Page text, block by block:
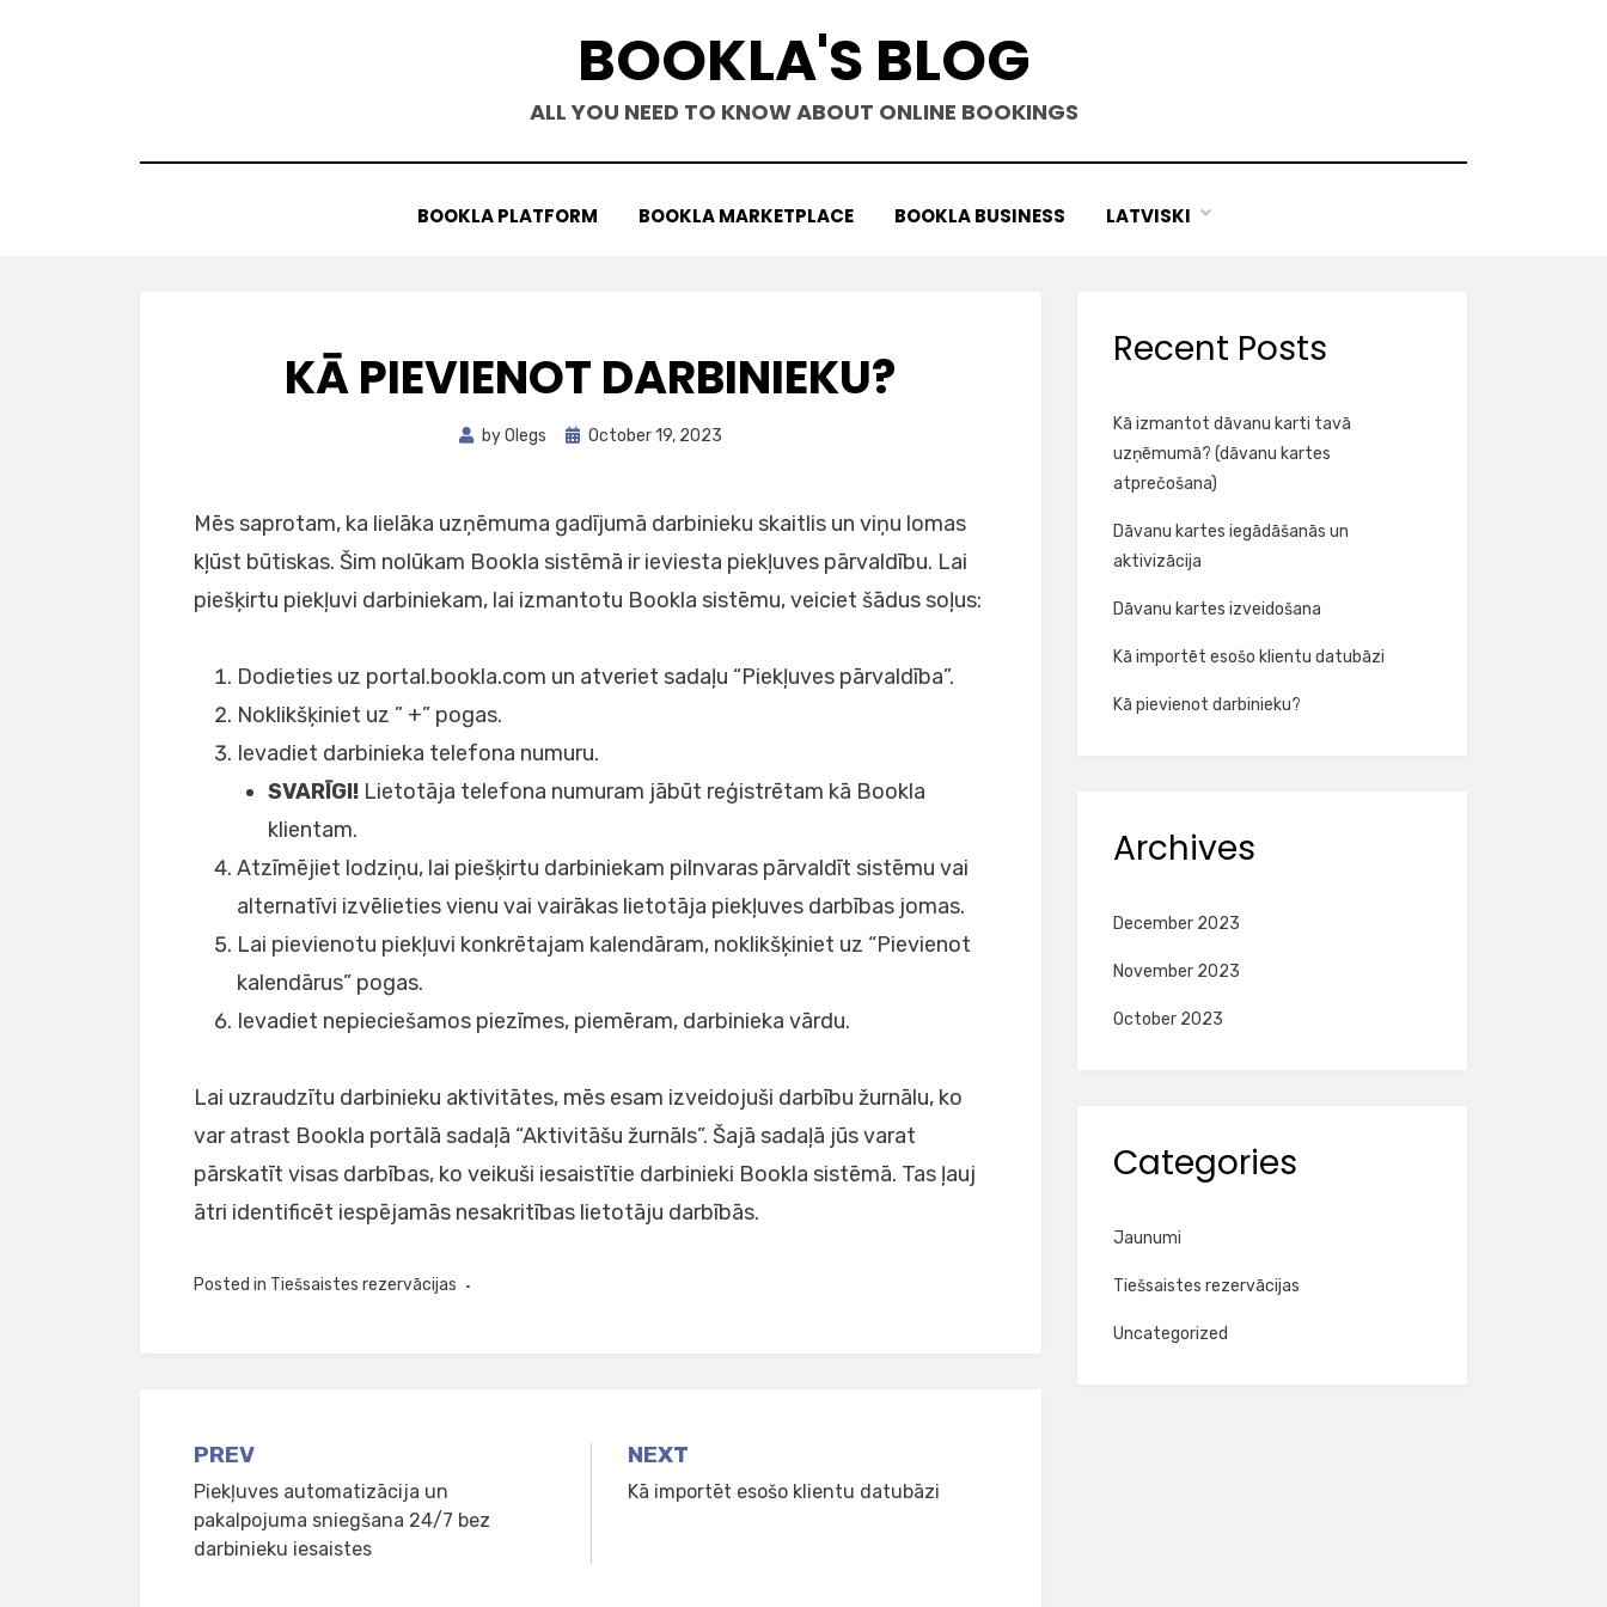
BOOKLA'S BLOG
ALL YOU NEED TO KNOW ABOUT ONLINE BOOKINGS
BOOKLA PLATFORM BOOKLA MARKETPLACE BOOKLA BUSINESS LATVISKI
KĀ PIEVIENOT DARBINIEKU?
byOlegs
Posted
October 19, 2023
Mēs saprotam, ka lielāka uzņēmuma gadījumā darbinieku skaitlis un viņu lomas
kļūst būtiskas. Šim nolūkam Bookla sistēmā ir ieviesta piekļuves pārvaldību. Lai
piešķirtu piekļuvi darbiniekam, lai izmantotu Bookla sistēmu, veiciet šādus soļus:
Dodieties uz portal.bookla.com un atveriet sadaļu “Piekļuves pārvaldība”.
Noklikšķiniet uz ” +” pogas.
Ievadiet darbinieka telefona numuru.
SVARĪGI! Lietotāja telefona numuram jābūt reģistrētam kā Bookla
klientam.
Atzīmējiet lodziņu, lai piešķirtu darbiniekam pilnvaras pārvaldīt sistēmu vai
alternatīvi izvēlieties vienu vai vairākas lietotāja piekļuves darbības jomas.
Lai pievienotu piekļuvi konkrētajam kalendāram, noklikšķiniet uz “Pievienot
kalendārus” pogas.
Ievadiet nepieciešamos piezīmes, piemēram, darbinieka vārdu.
Lai uzraudzītu darbinieku aktivitātes, mēs esam izveidojuši darbību žurnālu, ko
var atrast Bookla portālā sadaļā “Aktivitāšu žurnāls”. Šajā sadaļā jūs varat
pārskatīt visas darbības, ko veikuši iesaistītie darbinieki Bookla sistēmā. Tas ļauj
ātri identificēt iespējamās nesakritības lietotāju darbībās.
Posted in Tiešsaistes rezervācijas
Post
navigation
PREV
Piekļuves automatizācija un
pakalpojuma sniegšana 24/7 bez
darbinieku iesaistes
NEXT
Kā importēt esošo klientu datubāzi
Recent Posts
Kā izmantot dāvanu karti tavā
uzņēmumā? (dāvanu kartes
atprečošana)
Dāvanu kartes iegādāšanās un
aktivizācija
Dāvanu kartes izveidošana
Kā importēt esošo klientu datubāzi
Kā pievienot darbinieku?
Archives
December 2023
November 2023
October 2023
Categories
Jaunumi
Tiešsaistes rezervācijas
Uncategorized